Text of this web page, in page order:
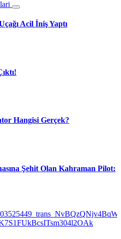
Acil İniş Yaptı
Hangisi Gerçek?
Şehit Olan Kahraman Pilot: